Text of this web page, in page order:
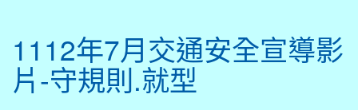
1112年7月交通安全宣導影
片-守規則.就型